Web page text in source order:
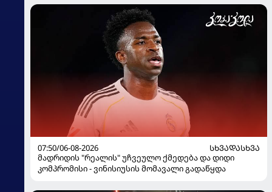
07:50/06-08-2026
ᲡᲮᲕᲐᲓᲐᲡᲮᲕᲐ
მადრიდის "რეალის" უჩვეულო ქმედება და დიდი
კომპრომისი - ვინისიუსის მომავალი გადაწყდა